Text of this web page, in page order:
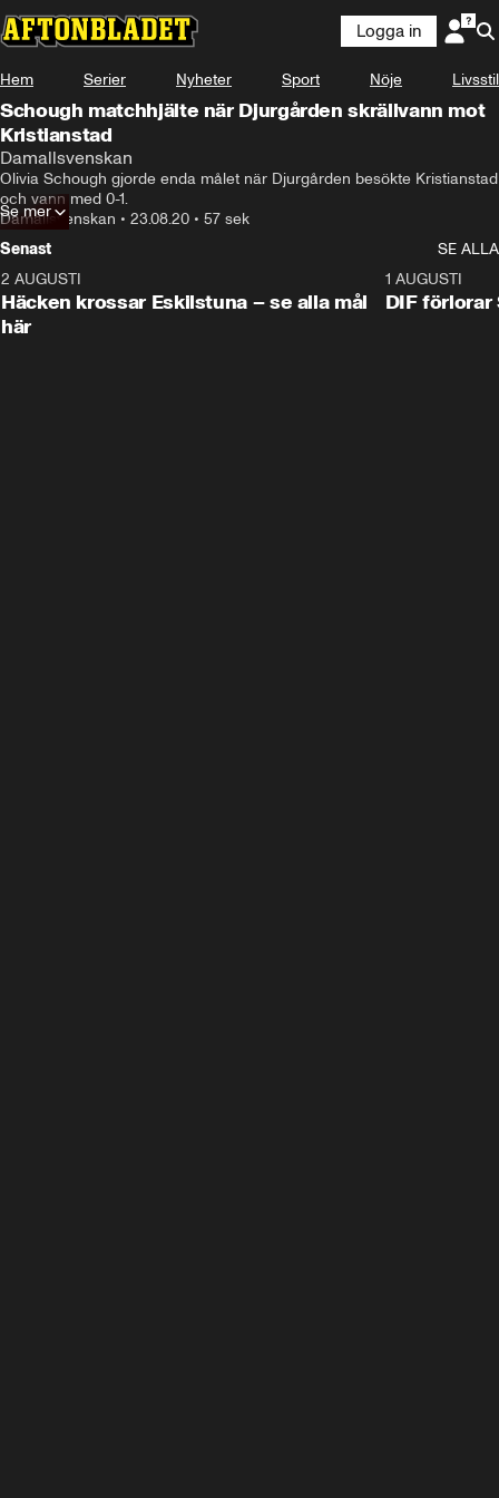
Logga in
Hem Serier Nyheter Sport Nöje Livsstil
Schough matchhjälte när Djurgården skrällvann mot
Kristianstad
Damallsvenskan
Olivia Schough gjorde enda målet när Djurgården besökte Kristianstad
och vann med 0-1.
Damallsvenskan • 23.08.20 • 57 sek
Se mer
Senast
SE ALLA
2 AUGUSTI
Häcken krossar Eskilstuna – se alla mål
här
1 AUGUSTI
DIF